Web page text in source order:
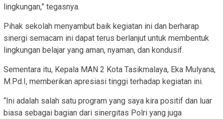
lingkungan,” tegasnya.
Pihak sekolah menyambut baik kegiatan ini dan berharap
sinergi semacam ini dapat terus berlanjut untuk membentuk
lingkungan belajar yang aman, nyaman, dan kondusif.
Sementara itu, Kepala MAN 2 Kota Tasikmalaya, Eka Mulyana,
M.Pd.I, memberikan apresiasi tinggi terhadap kegiatan ini.
“Ini adalah salah satu program yang saya kira positif dan luar
biasa sebagai bagian dari sinergitas Polri yang juga